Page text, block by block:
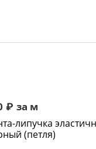
₽ за м
липучка
(петля)